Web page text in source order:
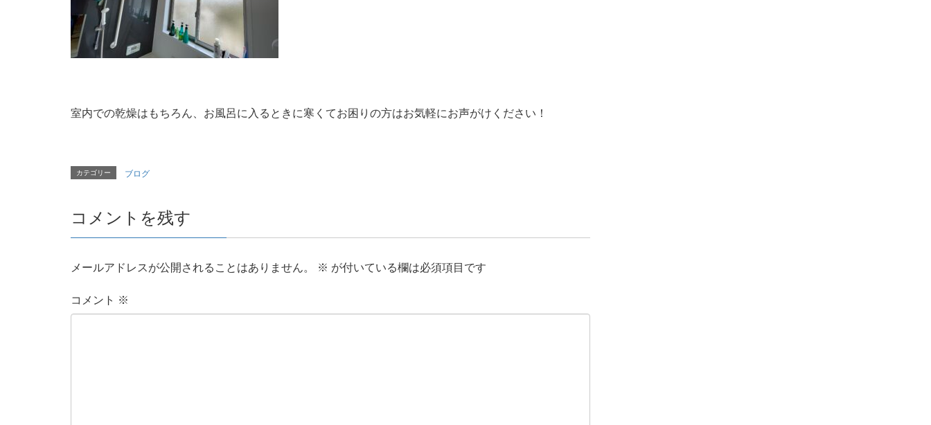
室内での乾燥はもちろん、お風呂に入るときに寒くてお困りの方はお気軽にお声がけください！
カテゴリー ブログ
コメントを残す
メールアドレスが公開されることはありません。 ※ が付いている欄は必須項目です
コメント ※